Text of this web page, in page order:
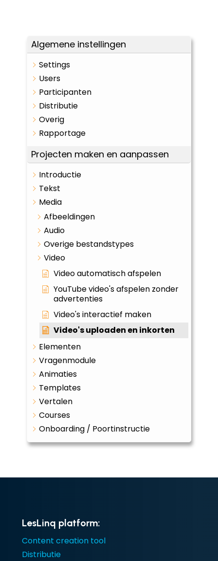
Algemene instellingen
Settings
Users
Participanten
Distributie
Overig
Rapportage
Projecten maken en aanpassen
Introductie
Tekst
Media
Afbeeldingen
Audio
Overige bestandstypes
Video
Video automatisch afspelen
YouTube video's afspelen zonder
advertenties
Video's interactief maken
Video's uploaden en inkorten
Elementen
Vragenmodule
Animaties
Templates
Vertalen
Courses
Onboarding / Poortinstructie
LesLinq platform:
Content creation tool
Distributie